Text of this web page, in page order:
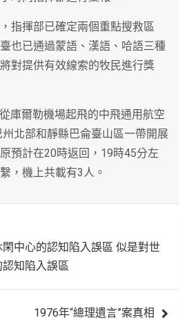
指揮部已確定兩個重點搜救區
也已通過蒙語、漢語、哈語三種
對提供有效線索的牧民進行獎
庫爾勒機場起飛的中飛通用航空
北部和靜縣巴侖臺山區一帶開展
預計在20時返回，19時45分左
，機上共載有3人。
中心的認知陷入誤區 似是對世
知陷入誤區
1976年“總理遺言”案真相